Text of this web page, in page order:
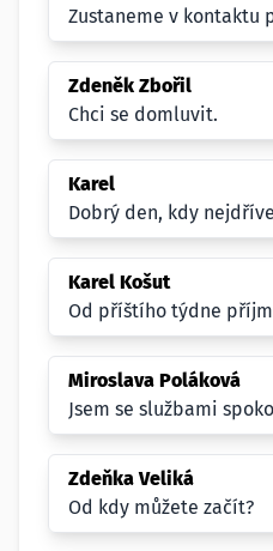
Zustaneme v kontaktu
Zdeněk Zbořil
Chci se domluvit.
Karel
Dobrý den, kdy
Karel Košut
Od příštího týdne
Miroslava Poláková
Jsem se službami
Zdeňka Veliká
Od kdy můžete začít?